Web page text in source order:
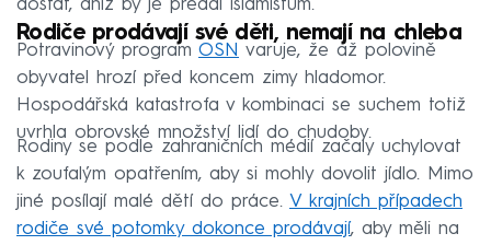
dostat, aniž by je předal islamistům.
Rodiče prodávají své děti, nemají na chleba
Potravinový program OSN varuje, že až polovině
obyvatel hrozí před koncem zimy hladomor.
Hospodářská katastrofa v kombinaci se suchem totiž
uvrhla obrovské množství lidí do chudoby.
Rodiny se podle zahraničních médií začaly uchylovat
k zoufalým opatřením, aby si mohly dovolit jídlo. Mimo
jiné posílají malé dětí do práce. V krajních případech
rodiče své potomky dokonce prodávají, aby měli na